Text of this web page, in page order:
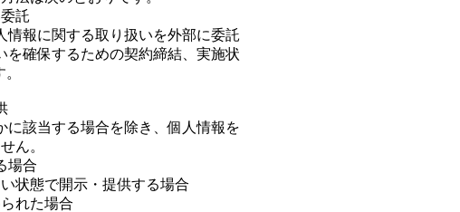
託
報に関する取り扱いを外部に委託
確保するための契約締結、実施状
。
該当する場合を除き、個人情報を
ん。
場合
状態で開示・提供する場合
れた場合